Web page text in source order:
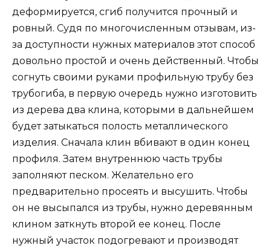
деформируется, сгиб получится прочный и
ровный. Судя по многочисленным отзывам, из-
за доступности нужных материалов этот способ
довольно простой и очень действенный. Чтобы
согнуть своими руками профильную трубу без
трубогиба, в первую очередь нужно изготовить
из дерева два клина, которыми в дальнейшем
будет затыкаться полость металлического
изделия. Сначала клин вбивают в один конец
профиля. Затем внутреннюю часть трубы
заполняют песком. Желательно его
предварительно просеять и высушить. Чтобы
он не высыпался из трубы, нужно деревянным
клином заткнуть второй ее конец. После
нужный участок подогревают и производят